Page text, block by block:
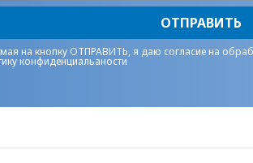
ОТПРАВИТЬ
на кнопку ОТПРАВИТЬ, я даю согласие на
конфиденциальаности